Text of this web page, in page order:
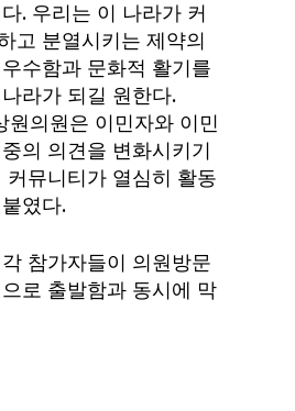
. 우리는 이 나라가 커
고 분열시키는 제약의
수함과 문화적 활기를
라가 되길 원한다.
의원은 이민자와 이민
의 의견을 변화시키기
커뮤니티가 열심히 활동
였다.
참가자들이 의원방문
로 출발함과 동시에 막